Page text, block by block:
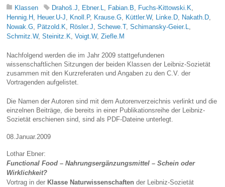
Klassen Drahoš.J, Ebner.L, Fabian.B, Fuchs-Kittowski.K,
Hennig.H , Heuer.U-J, Knoll.P, Krause.G, Küttler.W, Linke.D, Nakath.D,
Nowak.G, Pätzold.K, Rösler.J,Schewe.T,Schimansky-Geier.L,
Schmitz.W,Steinitz.K,Voigt.W,Ziefle.M
Nachfolgend werden die im Jahr 2009 stattgefundenen
wissenschaftlichen Sitzungen der beiden Klassen der Leibniz-Sozietät
zusammen mit den Kurzreferaten und Angaben zu den C.V. der
Vortragenden aufgelistet.
Die Namen der Autoren sind mit dem Autorenverzeichnis verlinkt und die
einzelnen Beiträge, die bereits in einer Publikationsreihe der Leibniz-
Sozietät erschienen sind, sind als PDF-Dateine unterlegt.
08.Januar.2009
Lothar Ebner:
Functional Food – Nahrungsergänzungsmittel – Schein oder
Wirklichkeit?
Vortrag in der Klasse Naturwissenschaften der Leibniz-Sozietät